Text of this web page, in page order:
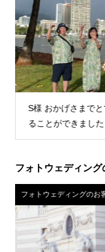
U様 店舗が遠かっ
試着できお値段含
フォトウェディング
フォトウェディングの